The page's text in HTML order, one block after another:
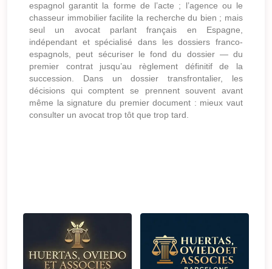
espagnol garantit la forme de l’acte ; l’agence ou le
chasseur immobilier facilite la recherche du bien ; mais
seul un avocat parlant français en Espagne,
indépendant et spécialisé dans les dossiers franco-
espagnols, peut sécuriser le fond du dossier — du
premier contrat jusqu’au règlement définitif de la
succession. Dans un dossier transfrontalier, les
décisions qui comptent se prennent souvent avant
même la signature du premier document : mieux vaut
consulter un avocat trop tôt que trop tard.